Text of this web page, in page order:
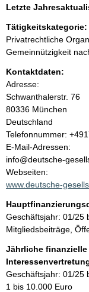
i
n
h
a
l
t
Letzte
Tätigkeitskategorie:
Privatrechtliche
Gemeinnützigkeit
Kontaktdaten:
Adresse:
Schwanthalerstr. 76
80336 München
Deutschland
K
o
n
t
a
t
i
n
f
o
r
m
Telefonnummer:
E-Mail-Adressen:
info@deutsche-
Webseiten:
www.deutsche-
Geschäftsjahr: 01/25
Mitgliedsbeiträge,
Jährliche
Geschäftsjahr: 01/25
1 bis 10.000 Euro